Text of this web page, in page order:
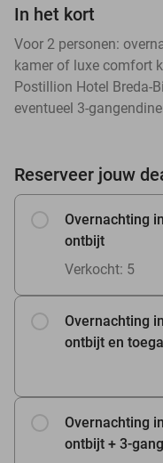
In het kort
Voor 2 personen:
kamer of luxe comfort
Postillion Hotel Breda-
eventueel 3-
Reserveer jouw
Overnachting
ontbijt
Verkocht: 5
Overnachting
ontbijt en
Overnachting
ontbijt + 3-